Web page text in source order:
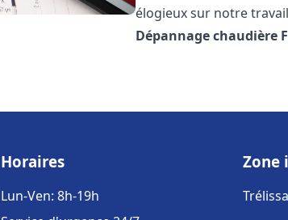
élogieux sur notre
Dépannage chaudière
Horaires
Lun-Ven: 8h-19h
Zone